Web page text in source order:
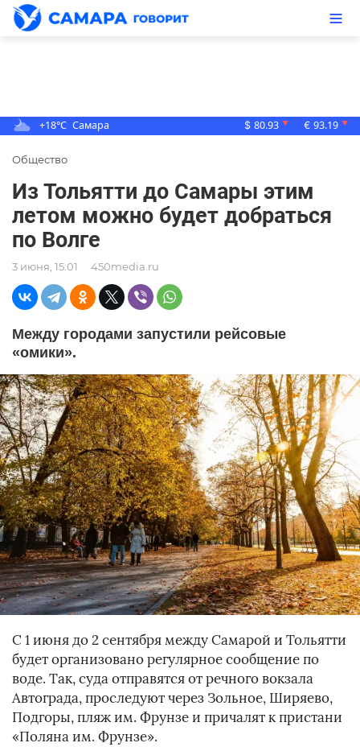
+18°C Самара $ 80.93 ▼ € 93.19 ▼
Общество
Из Тольятти до Самары этим
летом можно будет добраться
по Волге
3 июня, 15:01 450media.ru
Между городами запустили рейсовые
«омики».
С 1 июня до 2 сентября между Самарой и Тольятти
будет организовано регулярное сообщение по
воде. Так, суда отправятся от речного вокзала
Автограда, проследуют через Зольное, Ширяево,
Подгоры, пляж им. Фрунзе и причалят к пристани
«Поляна им. Фрунзе».